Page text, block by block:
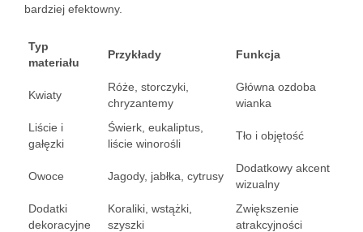
bardziej efektowny.
Typ
materiału
Przykłady Funkcja
Kwiaty
Róże, storczyki,
chryzantemy
Główna ozdoba
wianka
Liście i
gałęzki
Świerk, eukaliptus,
liście winorośli
Tło i objętość
Owoce Jagody, jabłka, cytrusy
Dodatkowy akcent
wizualny
Dodatki
dekoracyjne
Koraliki, wstążki,
szyszki
Zwiększenie
atrakcyjności